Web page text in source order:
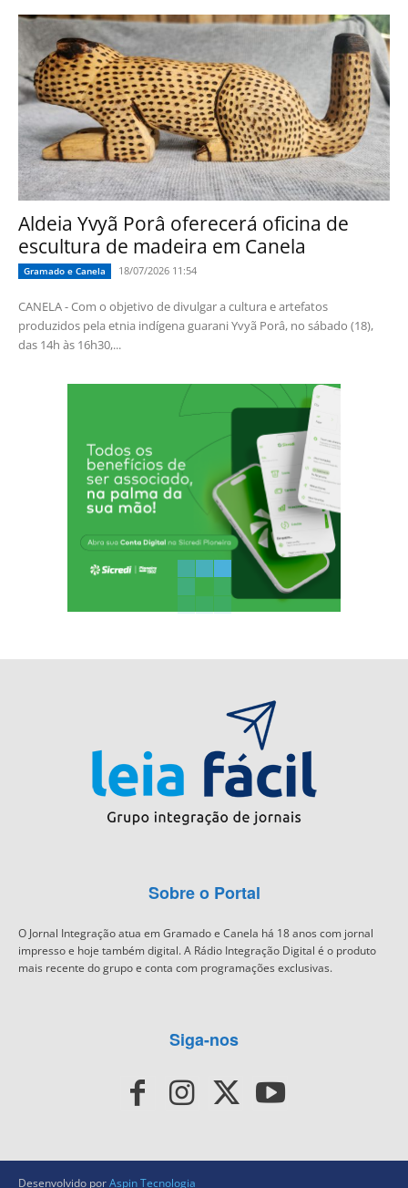
Aldeia Yvyã Porâ oferecerá oficina de
escultura de madeira em Canela
Gramado e Canela 18/07/2026 11:54
CANELA - Com o objetivo de divulgar a cultura e artefatos
produzidos pela etnia indígena guarani Yvyã Porâ, no sábado (18),
das 14h às 16h30,...
Sobre o Portal
O Jornal Integração atua em Gramado e Canela há 18 anos com jornal
impresso e hoje também digital. A Rádio Integração Digital é o produto
mais recente do grupo e conta com programações exclusivas.
Siga-nos
Desenvolvido porAspin Tecnologia